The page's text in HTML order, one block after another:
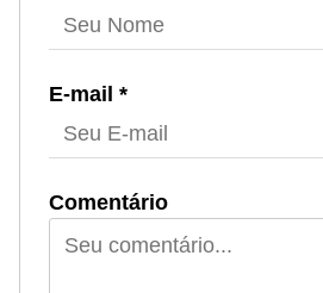
E-mail *
Comentário